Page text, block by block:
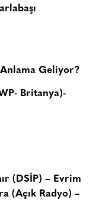
Geliyor?
Britanya)-
(DSİP) – Evrim
(Açık Radyo) –